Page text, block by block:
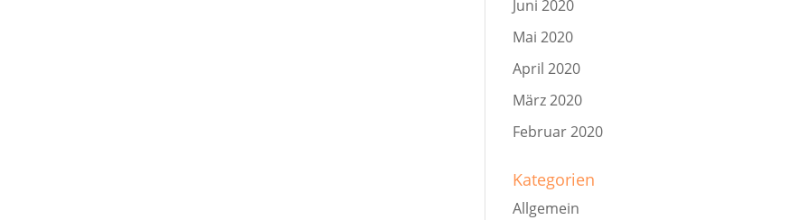
Juni 2020
Mai 2020
April 2020
März 2020
Februar 2020
Kategorien
Allgemein